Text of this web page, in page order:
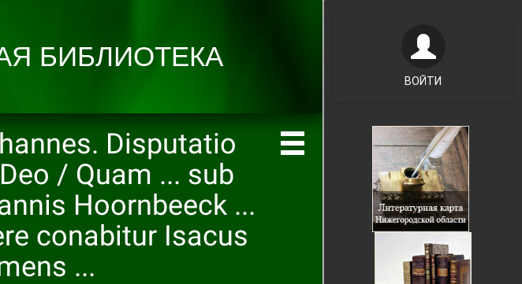
Disputatio
/ Quam ... sub
Hoornbeeck ...
conabitur Isacus
...
ВОЙТИ